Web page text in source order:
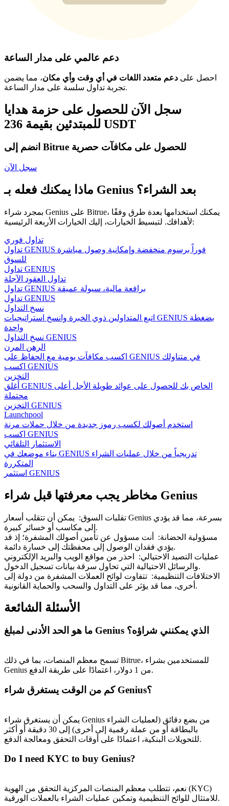
دعم عالمي على مدار الساعة
احصل على دعم متعدد اللغات في أي وقت وأي مكان، مما يضمن
تجربة تداول سلسة على مدار الساعة.
سجل الآن للحصول على حزمة هدايا
للمبتدئين بقيمة 236 USDT
انضم إلى Bitrue للحصول على مكافآت حصرية
سجل الآن
ماذا يمكنك فعله بـ Genius بعد الشراء؟
بمجرد شراء Genius على Bitrue، يمكنك استخدامها بعدة طرق وفقًا
لأهدافك. لتبسيط الخيارات، إليك الخيارات الأربعة الرئيسية:
تداول فوري
تداول GENIUS فوراً برسوم منخفضة وإمكانية وصول مباشرة
للسوق
تداول GENIUS
تداول العقود الآجلة
تداول GENIUS برافعة مالية، سيولة عميقة
تداول GENIUS
نسخ التداول
اتبع المتداولين ذوي الخبرة وانسخ استراتيجيات GENIUS بضغطة
واحدة
نسخ التداول GENIUS
الرهن المرن
اكسب مكافآت يومية مع الحفاظ على GENIUS في متناولك
اكسب GENIUS
التخزين
أغلق GENIUS الخاص بك للحصول على عوائد طويلة الأجل أعلى
محتملة
التخزين GENIUS
Launchpool
استخدم أصولك لكسب رموز جديدة من خلال حملات مرنة
اكسب GENIUS
الاستثمار التلقائي
بناء موضعك في GENIUS تدريجياً من خلال عمليات الشراء
المتكررة
استثمر GENIUS
مخاطر يجب معرفتها قبل شراء Genius
تقلبات السوق: يمكن أن تتقلب أسعار Genius بسرعة، مما قد يؤدي
إلى مكاسب أو خسائر كبيرة.
مسؤولية الحضانة:
أنت مسؤول عن تأمين أصولك المشفرة؛ إذ قد
يؤدي فقدان الوصول إلى محفظتك إلى خسارة دائمة.
عمليات التصيد الاحتيالي:
احذر من مواقع الويب والبريد الإلكتروني
والرسائل الاحتيالية التي تحاول سرقة بيانات تسجيل الدخول.
الاختلافات التنظيمية: تتفاوت لوائح العملات المشفرة من دولة إلى
أخرى، مما قد يؤثر على التداول والسحب والحماية القانونية.
الأسئلة الشائعة
ما هو الحد الأدنى لمبلغ Genius الذي يمكنني شراؤه؟
تسمح معظم المنصات، بما في ذلك Bitrue، للمستخدمين بشراء
Genius من 1 دولار، اعتمادًا على طريقة الدفع.
كم من الوقت يستغرق شراء Genius؟
يمكن أن يستغرق شراء Genius من بضع دقائق (لعمليات الشراء
بالبطاقة أو من عملة رقمية إلى أخرى) إلى 30 دقيقة أو أكثر
للتحويلات البنكية، اعتمادًا على أوقات التحقق ومعالجة الدفع.
Do I need KYC to buy Genius?
نعم، تتطلب معظم المنصات المركزية التحقق من الهوية (KYC)
للامتثال للوائح التنظيمية وتمكين عمليات الشراء بالعملات الورقية.